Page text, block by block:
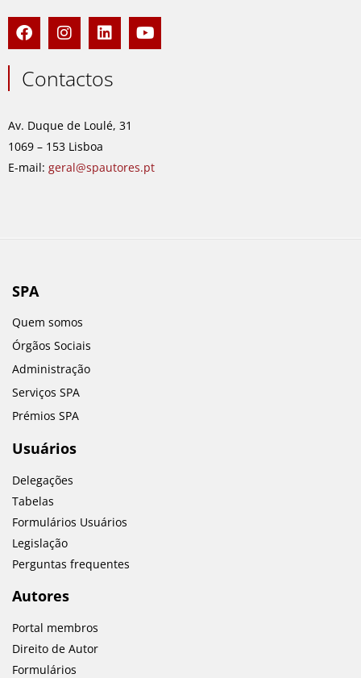
F
a
c
e
b
o
k
I
n
s
t
a
r
a
m
L
i
n
k
e
i
n
Y
o
u
Contactos
Av. Duque de Loulé, 31
1069 – 153 Lisboa
E-mail: geral@spautores.pt
SPA
Quem somos
Órgãos Sociais
Administração
Serviços SPA
Prémios SPA
Usuários
Delegações
Tabelas
Formulários Usuários
Legislação
Perguntas frequentes
Autores
Portal membros
Direito de Autor
Formulários